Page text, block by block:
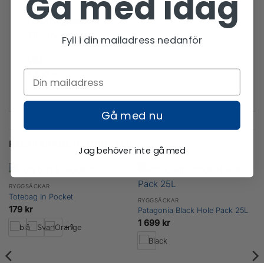
Ursprungsland
Tillverkad i Vietnam.
RELATERADE PRODUKTER
+1
RYGGSÄCKAR
Totebag In Pocket
179 kr
RYGGSÄCKAR
Patagonia Black Hole Pack 25L
1 699 kr
Fyll i din mailadress nedanför
Gå med nu
Jag behöver inte gå med